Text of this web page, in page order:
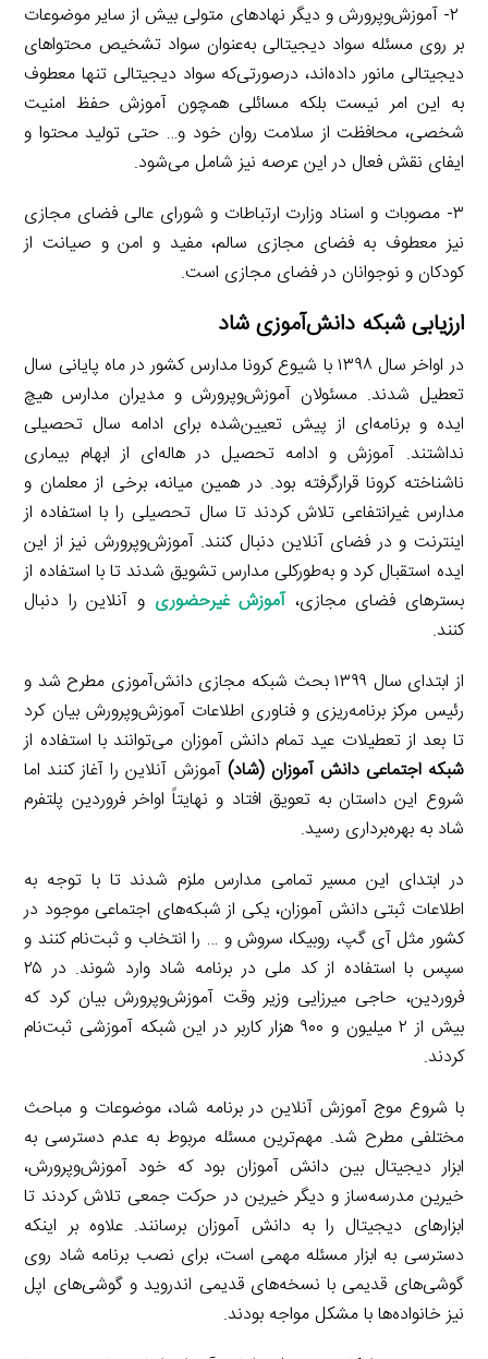
۲- آموزش‌وپرورش و دیگر نهادهای متولی بیش از سایر موضوعات
بر روی مسئله سواد دیجیتالی به‌عنوان سواد تشخیص محتواهای
دیجیتالی مانور داده‌اند، درصورتی‌که سواد دیجیتالی تنها معطوف
به این امر نیست بلکه مسائلی همچون آموزش حفظ امنیت
شخصی، محافظت از سلامت روان خود و… حتی تولید محتوا و
ایفای نقش فعال در این عرصه نیز شامل می‌شود.
۳- مصوبات و اسناد وزارت ارتباطات و شورای عالی فضای مجازی
نیز معطوف به فضای مجازی سالم، مفید و امن و صیانت از
کودکان و نوجوانان در فضای مجازی است.
ارزیابی شبکه دانش‌آموزی شاد
در اواخر سال ۱۳۹۸ با شیوع کرونا مدارس کشور در ماه پایانی سال
تعطیل شدند. مسئولان آموزش‌وپرورش و مدیران مدارس هیچ
ایده و برنامه‌ای از پیش تعیین‌شده برای ادامه سال تحصیلی
نداشتند. آموزش و ادامه تحصیل در هاله‌ای از ابهام بیماری
ناشناخته کرونا قرارگرفته بود. در همین میانه، برخی از معلمان و
مدارس غیرانتفاعی تلاش کردند تا سال تحصیلی را با استفاده از
اینترنت و در فضای آنلاین دنبال کنند. آموزش‌وپرورش نیز از این
ایده استقبال کرد و به‌طورکلی مدارس تشویق شدند تا با استفاده از
بسترهای فضای مجازی،آموزش غیرحضوری و آنلاین را دنبال
کنند.
از ابتدای سال ۱۳۹۹ بحث شبکه مجازی دانش‌آموزی مطرح شد و
رئیس مرکز برنامه‌ریزی و فناوری اطلاعات آموزش‌وپرورش بیان کرد
تا بعد از تعطیلات عید تمام دانش آموزان می‌توانند با استفاده از
شبکه اجتماعی دانش آموزان (شاد) آموزش آنلاین را آغاز کنند اما
شروع این داستان به تعویق افتاد و نهایتاً اواخر فروردین پلتفرم
شاد به بهره‌برداری رسید.
در ابتدای این مسیر تمامی مدارس ملزم شدند تا با توجه به
اطلاعات ثبتی دانش آموزان، یکی از شبکه‌های اجتماعی موجود در
کشور مثل آی گپ، روبیکا، سروش و … را انتخاب و ثبت‌نام کنند و
سپس با استفاده از کد ملی در برنامه شاد وارد شوند. در ۲۵
فروردین، حاجی میرزایی وزیر وقت آموزش‌وپرورش بیان کرد که
بیش از ۲ میلیون و ۹۰۰ هزار کاربر در این شبکه آموزشی ثبت‌نام
کردند.
با شروع موج آموزش آنلاین در برنامه شاد، موضوعات و مباحث
مختلفی مطرح شد. مهم‌ترین مسئله مربوط به عدم دسترسی به
ابزار دیجیتال بین دانش آموزان بود که خود آموزش‌وپرورش،
خیرین مدرسه‌ساز و دیگر خیرین در حرکت جمعی تلاش کردند تا
ابزارهای دیجیتال را به دانش آموزان برسانند. علاوه بر اینکه
دسترسی به ابزار مسئله مهمی است، برای نصب برنامه شاد روی
گوشی‌های قدیمی با نسخه‌های قدیمی اندروید و گوشی‌های اپل
نیز خانواده‌ها با مشکل مواجه بودند.